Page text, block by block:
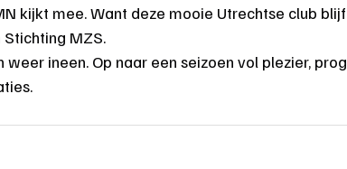
kijkt mee. Want deze mooie Utrechtse club
MZS.
weer ineen. Op naar een seizoen vol plezier,